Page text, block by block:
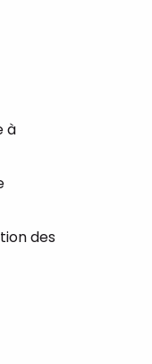
à
des